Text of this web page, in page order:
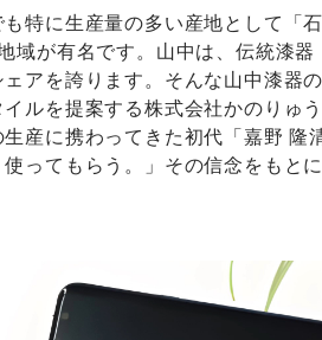
特に生産量の多い産地として「
域が有名です。山中は、伝統漆器
アを誇ります。そんな山中漆器
ルを提案する株式会社かのりゅ
産に携わってきた初代「嘉野 隆
ってもらう。」その信念をもと